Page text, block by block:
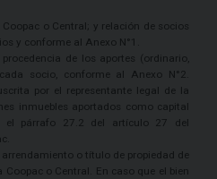
o Central; y relación de socios
y conforme al Anexo N°1.
de los aportes (ordinario,
socio, conforme al Anexo N°2.
por el representante legal de la
inmuebles aportados como capital
el párrafo 27.2 del artículo 27 del
o título de propiedad de
o Central. En caso que el bien